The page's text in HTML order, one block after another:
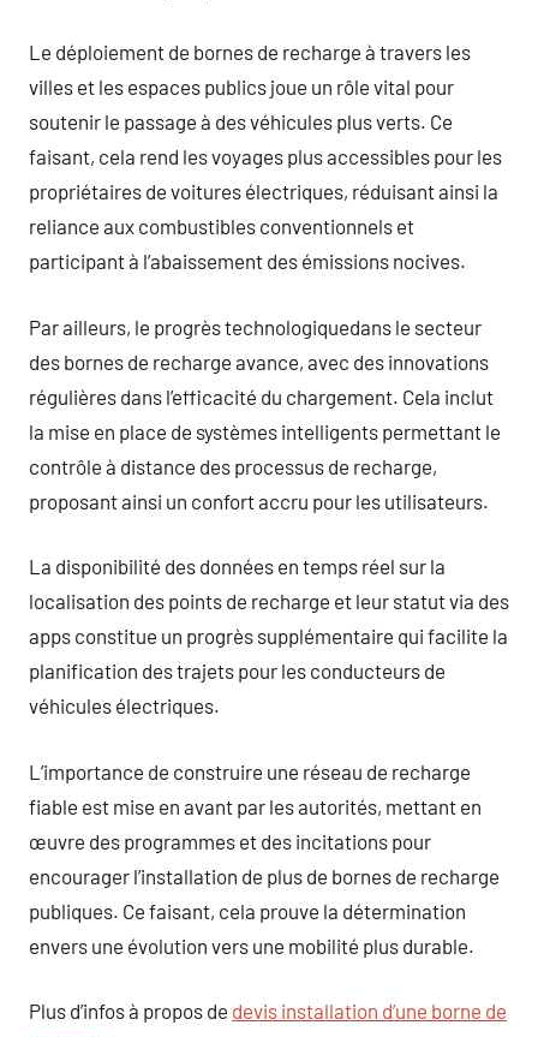
Le déploiement de bornes de recharge à travers les
villes et les espaces publics joue un rôle vital pour
soutenir le passage à des véhicules plus verts. Ce
faisant, cela rend les voyages plus accessibles pour les
propriétaires de voitures électriques, réduisant ainsi la
reliance aux combustibles conventionnels et
participant à l’abaissement des émissions nocives.
Par ailleurs, le progrès technologiquedans le secteur
des bornes de recharge avance, avec des innovations
régulières dans l’efficacité du chargement. Cela inclut
la mise en place de systèmes intelligents permettant le
contrôle à distance des processus de recharge,
proposant ainsi un confort accru pour les utilisateurs.
La disponibilité des données en temps réel sur la
localisation des points de recharge et leur statut via des
apps constitue un progrès supplémentaire qui facilite la
planification des trajets pour les conducteurs de
véhicules électriques.
L’importance de construire une réseau de recharge
fiable est mise en avant par les autorités, mettant en
œuvre des programmes et des incitations pour
encourager l’installation de plus de bornes de recharge
publiques. Ce faisant, cela prouve la détermination
envers une évolution vers une mobilité plus durable.
Plus d’infos à propos de devis installation d’une borne de